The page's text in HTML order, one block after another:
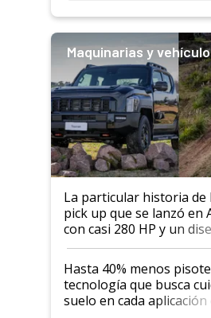
Maquinarias y
La particular historia de
pick up que se lanzó en
con casi 280 HP y un
cuánto se vende
Hasta 40% menos
tecnología que busca
suelo en cada aplicación